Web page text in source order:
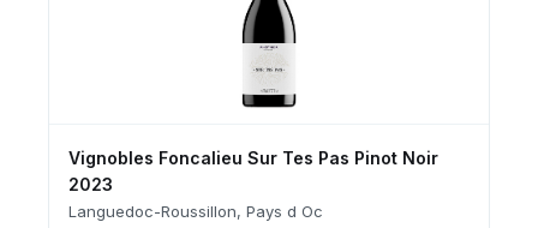
Vignobles Foncalieu Sur Tes Pas Pinot Noir
2023
Languedoc-Roussillon, Pays d Oc